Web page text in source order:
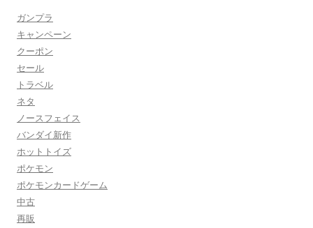
ガンプラ
キャンペーン
クーポン
セール
トラベル
ネタ
ノースフェイス
バンダイ新作
ホットトイズ
ポケモン
ポケモンカードゲーム
中古
再販